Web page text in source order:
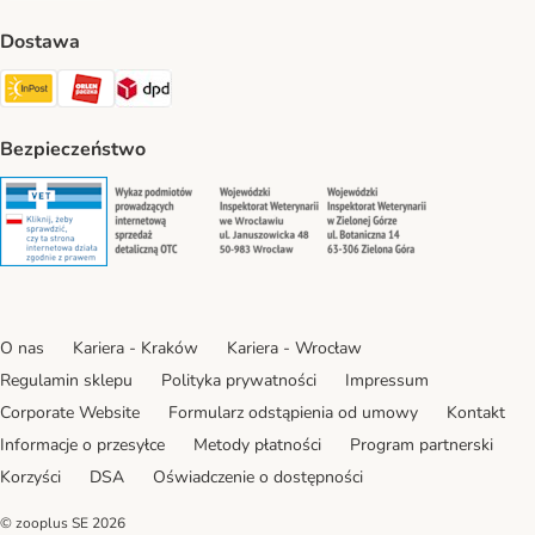
Dostawa
Paczkomat® Shipping Method
ORLEN Paczka Shipping Method
DPD Shipping Method
Bezpieczeństwo
Security Security Security
O nas Kariera - Kraków
Kariera - Wrocław
Regulamin sklepu
Polityka prywatności
Impressum
Corporate Website
Formularz odstąpienia od umowy
Kontakt
Informacje o przesyłce
Metody płatności
Program partnerski
Korzyści
DSA Oświadczenie o dostępności
© zooplus SE 2026